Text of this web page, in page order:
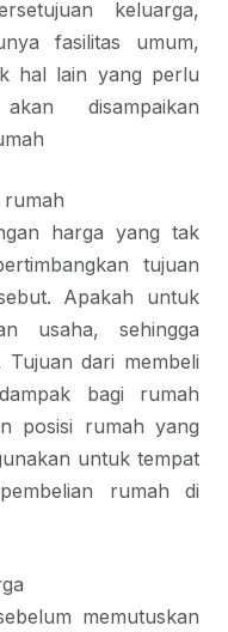
keluarga,
fasilitas umum,
hal lain yang perlu
disampaikan
rumah
harga yang tak
tujuan
Apakah untuk
usaha, sehingga
dari membeli
bagi rumah
posisi rumah yang
untuk tempat
rumah di
memutuskan